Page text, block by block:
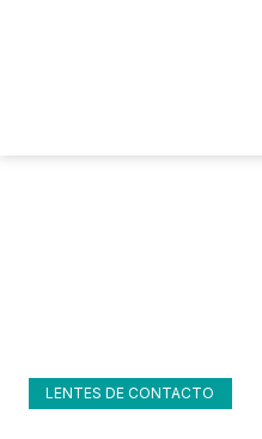
LENTES DE CONTACTO